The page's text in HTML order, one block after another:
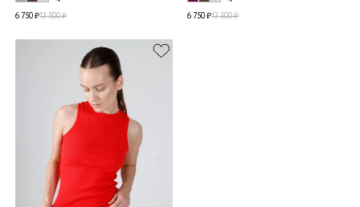
6 750 ₽13 500 ₽ 6 750 ₽13 500 ₽